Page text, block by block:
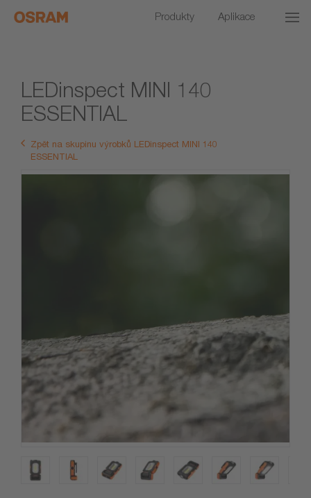
Produkty Aplikace
LEDinspect MINI 140
ESSENTIAL
Zpět na skupinu výrobků LEDinspect MINI 140
ESSENTIAL